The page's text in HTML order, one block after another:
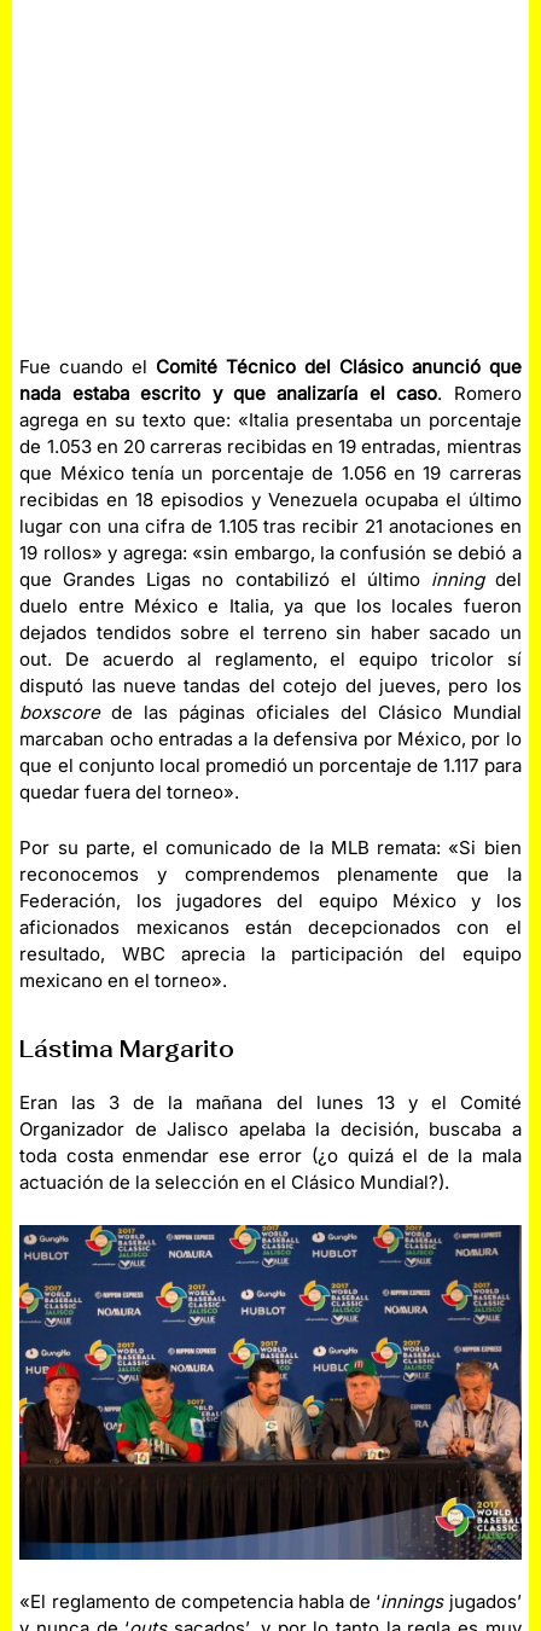
Fue cuando el Comité Técnico del Clásico anunció que
nada estaba escrito y que analizaría el caso. Romero
agrega en su texto que: «Italia presentaba un porcentaje
de 1.053 en 20 carreras recibidas en 19 entradas, mientras
que México tenía un porcentaje de 1.056 en 19 carreras
recibidas en 18 episodios y Venezuela ocupaba el último
lugar con una cifra de 1.105 tras recibir 21 anotaciones en
19 rollos» y agrega: «sin embargo, la confusión se debió a
que Grandes Ligas no contabilizó el último inningdel
duelo entre México e Italia, ya que los locales fueron
dejados tendidos sobre el terreno sin haber sacado un
out. De acuerdo al reglamento, el equipo tricolor sí
disputó las nueve tandas del cotejo del jueves, pero los
boxscorede las páginas oficiales del Clásico Mundial
marcaban ocho entradas a la defensiva por México, por lo
que el conjunto local promedió un porcentaje de 1.117 para
quedar fuera del torneo».
Por su parte, el comunicado de la MLB remata: «Si bien
reconocemos y comprendemos plenamente que la
Federación, los jugadores del equipo México y los
aficionados mexicanos están decepcionados con el
resultado, WBC aprecia la participación del equipo
mexicano en el torneo».
Lástima Margarito
Eran las 3 de la mañana del lunes 13 y el Comité
Organizador de Jalisco apelaba la decisión, buscaba a
toda costa enmendar ese error (¿o quizá el de la mala
actuación de la selección en el Clásico Mundial?).
«El reglamento de competencia habla de ‘inningsjugados’